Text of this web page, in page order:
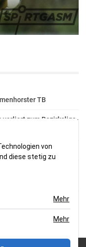
TB
verliert zum Bezirksliga-
Wochenende
macht sich bereit
in die
von
diese stetig zu
Mehr
Mehr